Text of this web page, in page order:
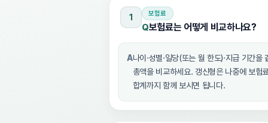
1 보험료
Q보험료는 어떻게 비교하나요?
A나이·성별·일당(또는 월 한도)·지급 기간
총액을 비교하세요. 갱신형은 나중에 보험
합계까지 함께 보시면 됩니다.